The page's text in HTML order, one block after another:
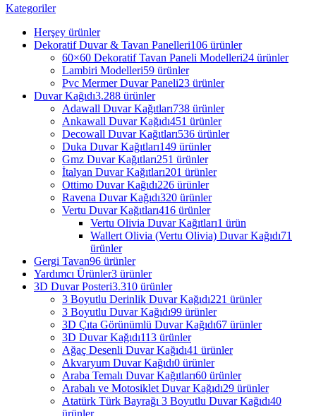
Kategoriler
Herşey ürünler
Dekoratif Duvar & Tavan Panelleri106 ürünler
60×60 Dekoratif Tavan Paneli Modelleri24 ürünler
Lambiri Modelleri59 ürünler
Pvc Mermer Duvar Paneli23 ürünler
Duvar Kağıdı3.288 ürünler
Adawall Duvar Kağıtları738 ürünler
Ankawall Duvar Kağıdı451 ürünler
Decowall Duvar Kağıtları536 ürünler
Duka Duvar Kağıtları149 ürünler
Gmz Duvar Kağıtları251 ürünler
İtalyan Duvar Kağıtları201 ürünler
Ottimo Duvar Kağıdı226 ürünler
Ravena Duvar Kağıdı320 ürünler
Vertu Duvar Kağıtları416 ürünler
Vertu Olivia Duvar Kağıtları1 ürün
Wallert Olivia (Vertu Olivia) Duvar Kağıdı71
ürünler
Gergi Tavan96 ürünler
Yardımcı Ürünler3 ürünler
3D Duvar Posteri3.310 ürünler
3 Boyutlu Derinlik Duvar Kağıdı221 ürünler
3 Boyutlu Duvar Kağıdı99 ürünler
3D Çıta Görünümlü Duvar Kağıdı67 ürünler
3D Duvar Kağıdı113 ürünler
Ağaç Desenli Duvar Kağıdı41 ürünler
Akvaryum Duvar Kağıdı0 ürünler
Araba Temalı Duvar Kağıtları60 ürünler
Arabalı ve Motosiklet Duvar Kağıdı29 ürünler
Atatürk Türk Bayrağı 3 Boyutlu Duvar Kağıdı40
ürünler